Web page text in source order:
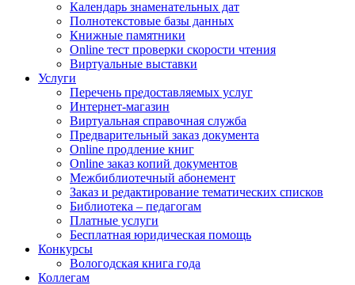
Календарь знаменательных дат
Полнотекстовые базы данных
Книжные памятники
Online тест проверки скорости чтения
Виртуальные выставки
Услуги
Перечень предоставляемых услуг
Интернет-магазин
Виртуальная справочная служба
Предварительный заказ документа
Online продление книг
Online заказ копий документов
Межбиблиотечный абонемент
Заказ и редактирование тематических списков
Библиотека – педагогам
Платные услуги
Бесплатная юридическая помощь
Конкурсы
Вологодская книга года
Коллегам